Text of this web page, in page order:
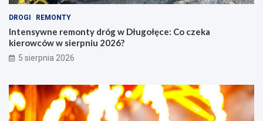
DROGI REMONTY
Intensywne remonty dróg w Długołęce: Co czeka
kierowców w sierpniu 2026?
5 sierpnia 2026